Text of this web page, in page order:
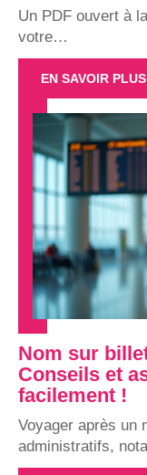
Un PDF ouvert à
votre…
EN SAVOIR PLUS
Nom sur
Conseils et
facilement !
Voyager après un
administratifs,